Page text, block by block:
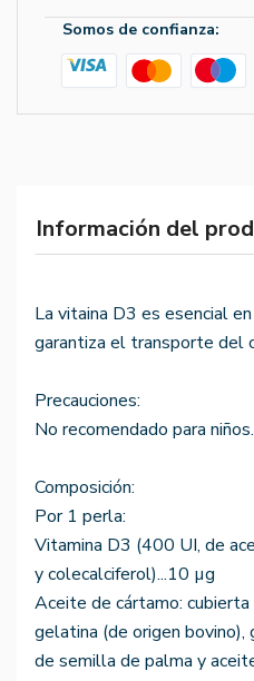
Somos de confianza:
Información del
La vitaina D3 es esencial
garantiza el transporte del
Precauciones:
No recomendado para niños.
Composición:
Por 1 perla:
Vitamina D3 (400 UI, de
y colecalciferol)...10 µg
Aceite de cártamo:
gelatina (de origen
de semilla de palma y